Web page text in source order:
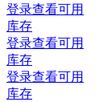
登录查看可用
库存
登录查看可用
库存
登录查看可用
库存